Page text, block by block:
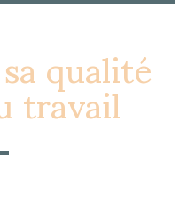
qualité
travail